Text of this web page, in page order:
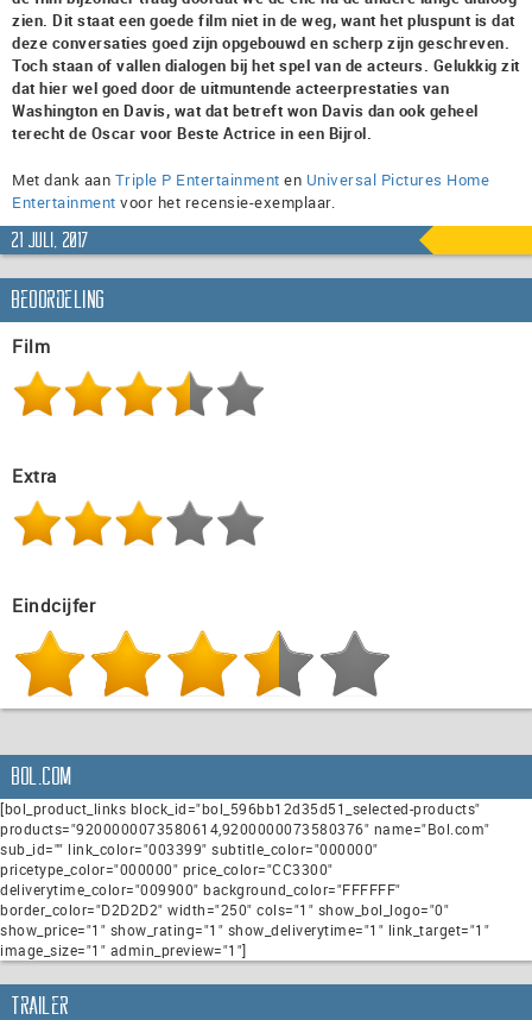
zien. Dit staat een goede film niet in de weg, want het pluspunt is dat
deze conversaties goed zijn opgebouwd en scherp zijn geschreven.
Toch staan of vallen dialogen bij het spel van de acteurs. Gelukkig zit
dat hier wel goed door de uitmuntende acteerprestaties van
Washington en Davis, wat dat betreft won Davis dan ook geheel
terecht de Oscar voor Beste Actrice in een Bijrol.
Met dank aan Triple P Entertainment en Universal Pictures Home
Entertainment voor het recensie-exemplaar.
21 juli, 2017
Beoordeling
Film
Extra
Eindcijfer
Bol.com
[bol_product_links block_id="bol_596bb12d35d51_selected-products"
products="9200000073580614,9200000073580376" name="Bol.com"
sub_id="" link_color="003399" subtitle_color="000000"
pricetype_color="000000" price_color="CC3300"
deliverytime_color="009900" background_color="FFFFFF"
border_color="D2D2D2" width="250" cols="1" show_bol_logo="0"
show_price="1" show_rating="1" show_deliverytime="1" link_target="1"
image_size="1" admin_preview="1"]
Trailer